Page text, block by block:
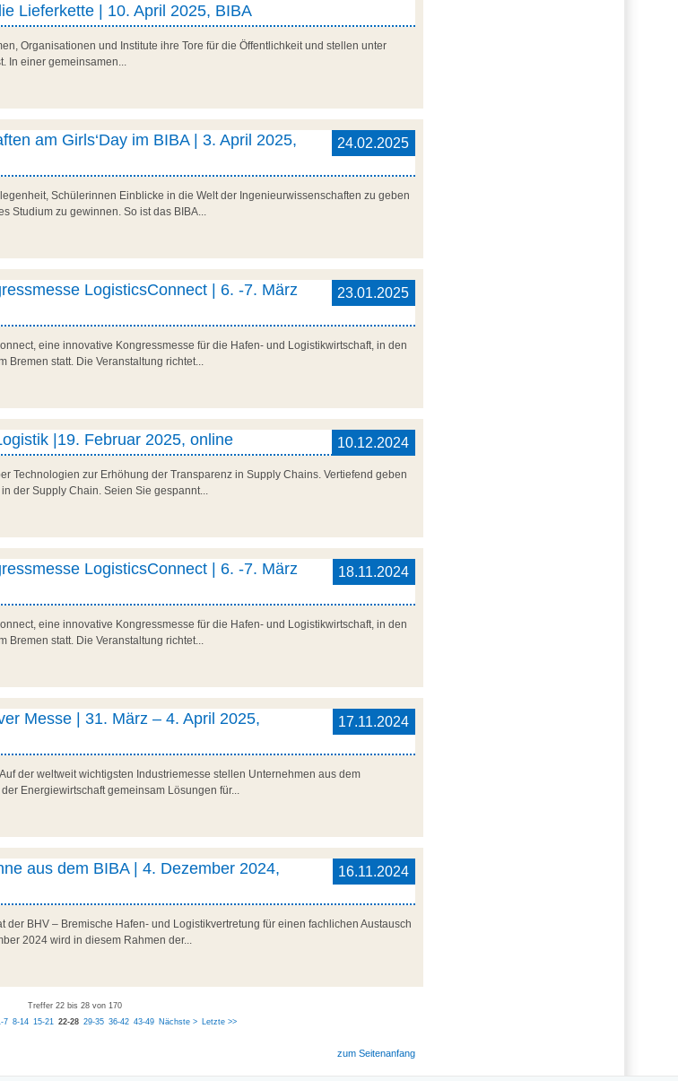
Lieferkette | 10. April 2025, BIBA
Organisationen und Institute ihre Tore für die Öffentlichkeit und stellen unter
In einer gemeinsamen...
24.02.2025
am Girls‘Day im BIBA | 3. April 2025,
Schülerinnen Einblicke in die Welt der Ingenieurwissenschaften zu geben
Studium zu gewinnen. So ist das BIBA...
23.01.2025
LogisticsConnect | 6. -7. März
eine innovative Kongressmesse für die Hafen- und Logistikwirtschaft, in den
Bremen statt. Die Veranstaltung richtet...
10.12.2024
|19. Februar 2025, online
Technologien zur Erhöhung der Transparenz in Supply Chains. Vertiefend geben
der Supply Chain. Seien Sie gespannt...
18.11.2024
LogisticsConnect | 6. -7. März
eine innovative Kongressmesse für die Hafen- und Logistikwirtschaft, in den
Bremen statt. Die Veranstaltung richtet...
17.11.2024
Messe | 31. März – 4. April 2025,
der weltweit wichtigsten Industriemesse stellen Unternehmen aus dem
Energiewirtschaft gemeinsam Lösungen für...
16.11.2024
aus dem BIBA | 4. Dezember 2024,
BHV – Bremische Hafen- und Logistikvertretung für einen fachlichen Austausch
2024 wird in diesem Rahmen der...
Treffer 22 bis 28 von 170
7 8-14 15-21 22-28 29-35 36-42 43-49 Nächste > Letzte >>
zum Seitenanfang